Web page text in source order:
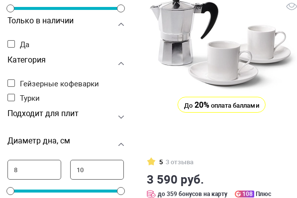
Только в наличии
Да
Категория
Гейзерные кофеварки
Турки
Подходит для плит
Диаметр дна, см
До 20% оплата баллами
5 3 отзыва
3 590 руб.
до 359 бонусов на карту 108 Плюс